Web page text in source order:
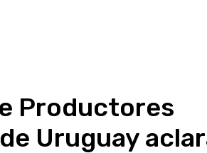
Productores
Uruguay